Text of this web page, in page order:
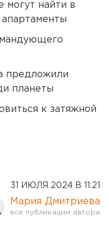
могут найти в
предложили
планеты
к затяжной
31 ИЮЛЯ 2024 В 11:21
Мария Дмитриева